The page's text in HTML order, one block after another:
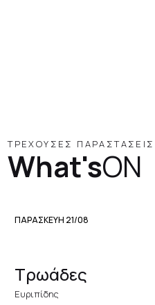
ΤΡΕΧΟΥΣΕΣ ΠΑΡΑΣΤΑΣΕΙΣ
What'sON
ΠΑΡΑΣΚΕΥΉ 21/08
Τρωάδες
Ευριπίδης